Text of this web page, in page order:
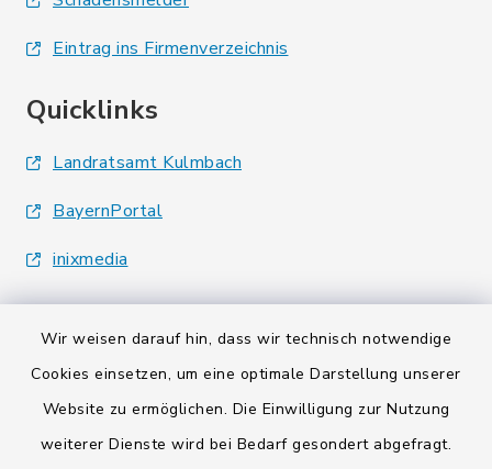
Wir weisen darauf hin, dass wir technisch notwendige
Cookies einsetzen, um eine optimale Darstellung unserer
Website zu ermöglichen. Die Einwilligung zur Nutzung
weiterer Dienste wird bei Bedarf gesondert abgefragt.
Eintrag ins Firmenverzeichnis
Quicklinks
Landratsamt Kulmbach
BayernPortal
inixmedia
Kontakt